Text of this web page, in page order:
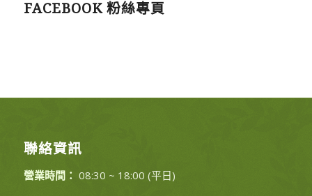
FACEBOOK 粉絲專頁
聯絡資訊
營業時間： 08:30 ~ 18:00 (平日)